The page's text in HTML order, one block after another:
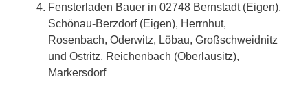
Fensterladen Bauer in 02748 Bernstadt (Eigen),
Schönau-Berzdorf (Eigen), Herrnhut,
Rosenbach, Oderwitz, Löbau, Großschweidnitz
und Ostritz, Reichenbach (Oberlausitz),
Markersdorf